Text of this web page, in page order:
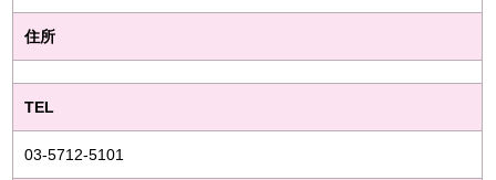
住所
TEL
03-5712-5101